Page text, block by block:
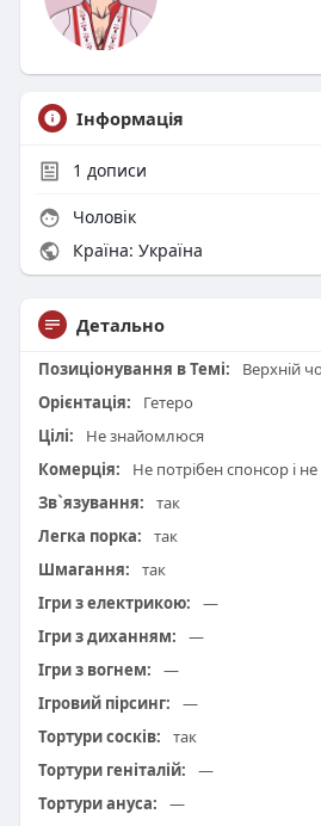
Інформація
1 дописи
Чоловік
Країна: Україна
Детально
Позиціонування в Темі:
Верхній
Орієнтація:
Гетеро
Цілі:
Не знайомлюся
Комерція:
Не потрібен спонсор і
Зв`язування:
так
Легка порка:
так
Шмагання:
так
Ігри з електрикою:
—
Ігри з диханням:
—
Ігри з вогнем:
—
Ігровий пірсинг:
—
Тортури сосків:
так
Тортури геніталій:
—
Тортури ануса:
—